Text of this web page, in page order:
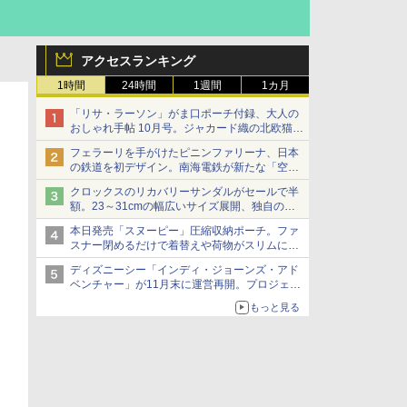
アクセスランキング
1時間 24時間 1週間 1カ月
「リサ・ラーソン」がま口ポーチ付録、大人の
おしゃれ手帖 10月号。ジャカード織の北欧猫デ
ザイン
フェラーリを手がけたピニンファリーナ、日本
の鉄道を初デザイン。南海電鉄が新たな「空港
特急」をなにわ筋線へ導入
クロックスのリカバリーサンダルがセールで半
額。23～31cmの幅広いサイズ展開、独自のク
ッション素材を採用
本日発売「スヌーピー」圧縮収納ポーチ。ファ
スナー閉めるだけで着替えや荷物がスリムにま
とまる
ディズニーシー「インディ・ジョーンズ・アド
ベンチャー」が11月末に運営再開。プロジェク
ションマッピングを追加、DPAは1500円
もっと見る